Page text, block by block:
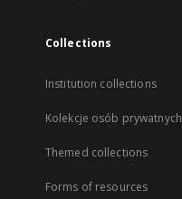
Collections
Institution collections
Kolekcje osób prywatnych
Themed collections
Forms of resources